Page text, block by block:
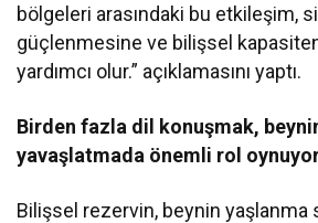
bölgeleri arasındaki bu etkileşim,
güçlenmesine ve bilişsel
yardımcı olur.” açıklamasını yaptı.
Birden fazla dil konuşmak,
yavaşlatmada önemli rol
Bilişsel rezervin, beynin yaşlanma